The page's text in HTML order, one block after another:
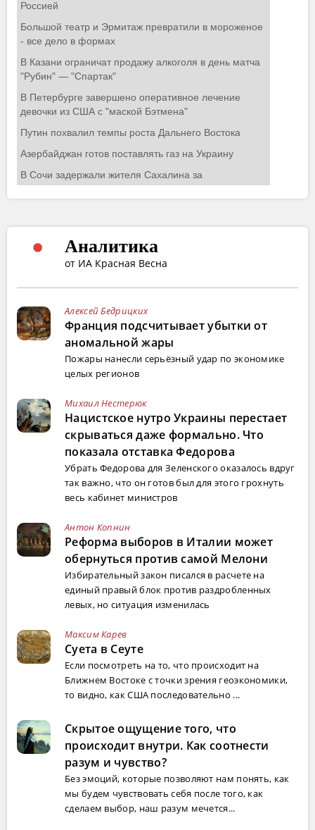
Аналитика
от ИА Красная Весна
Алексей Бедрицких
Франция подсчитывает убытки от
аномальной жары
Пожары нанесли серьёзный удар по экономике
целых регионов
Михаил Нестерюк
Нацистское нутро Украины перестает
скрываться даже формально. Что
показала отставка Федорова
Убрать Федорова для Зеленского оказалось вдруг
так важно, что он готов был для этого грохнуть
весь кабинет министров
Антон Копнин
Реформа выборов в Италии может
обернуться против самой Мелони
Избирательный закон писался в расчете на
единый правый блок против раздробленных
левых, но ситуация изменилась
Максим Карев
Суета в Сеуте
Если посмотреть на то, что происходит на
Ближнем Востоке с точки зрения геоэкономики,
то видно, как США последовательно ...
Скрытое ощущение того, что
происходит внутри. Как соотнести
разум и чувство?
Без эмоций, которые позволяют нам понять, как
мы будем чувствовать себя после того, как
сделаем выбор, наш разум мечется...